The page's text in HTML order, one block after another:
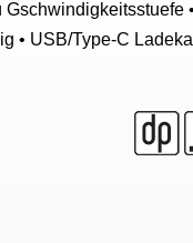
Gschwindigkeitsstuefe
• USB/Type-C